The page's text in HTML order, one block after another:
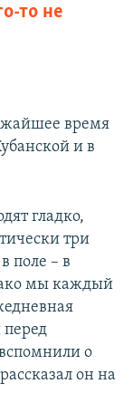
то не
время
и в
гладко,
три
поле – в
мы каждый
о
он на